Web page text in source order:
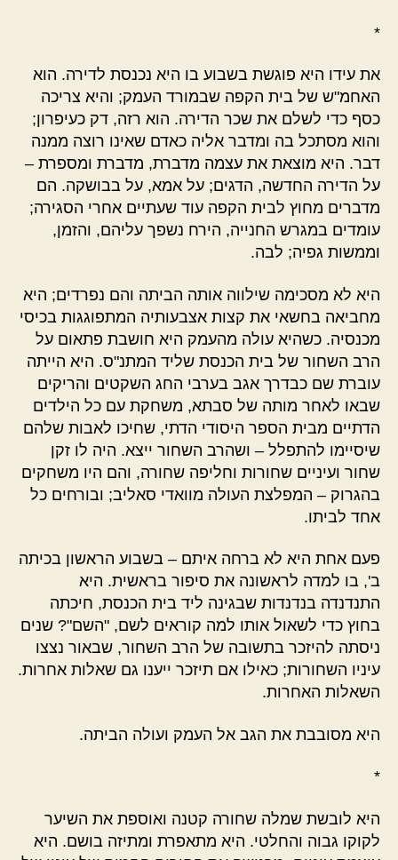
*
את עידו היא פוגשת בשבוע בו היא נכנסת לדירה. הוא
האחמ"ש של בית הקפה שבמורד העמק; והיא צריכה
כסף כדי לשלם את שכר הדירה. הוא רזה, דק כעיפרון;
והוא מסתכל בה ומדבר אליה כאדם שאינו רוצה ממנה
דבר. היא מוצאת את עצמה מדברת, מדברת ומספרת –
על הדירה החדשה, הדגים; על אמא, על בבושקה. הם
מדברים מחוץ לבית הקפה עוד שעתיים אחרי הסגירה;
עומדים במגרש החנייה, הירח נשפך עליהם, והזמן,
וממשות גפיה; לבה.
היא לא מסכימה שילווה אותה הביתה והם נפרדים; היא
מחביאה בחשאי את קצות אצבעותיה המתפוגגות בכיסי
מכנסיה. כשהיא עולה מהעמק היא חושבת פתאום על
הרב השחור של בית הכנסת שליד המתנ"ס. היא הייתה
עוברת שם כבדרך אגב בערבי החג השקטים והריקים
שבאו לאחר מותה של סבתא, משחקת עם כל הילדים
הדתיים מבית הספר היסודי הדתי, שחיכו לאבות שלהם
שיסיימו להתפלל – ושהרב השחור ייצא. היה לו זקן
שחור ועיניים שחורות וחליפה שחורה, והם היו משחקים
בהגרוק – המפלצת העולה מוואדי סאליב; ובורחים כל
אחד לביתו.
פעם אחת היא לא ברחה איתם – בשבוע הראשון בכיתה
ב', בו למדה לראשונה את סיפור בראשית. היא
התנדנדה בנדנדות שבגינה ליד בית הכנסת, חיכתה
בחוץ כדי לשאול אותו למה קוראים לשם, "השם"? שנים
ניסתה להיזכר בתשובה של הרב השחור, שבאור נצצו
עיניו השחורות; כאילו אם תיזכר ייענו גם שאלות אחרות.
השאלות האחרות.
היא מסובבת את הגב אל העמק ועולה הביתה.
*
היא לובשת שמלה שחורה קטנה ואוספת את השיער
לקוקו גבוה והחלטי. היא מתאפרת ומתיזה בושם. היא